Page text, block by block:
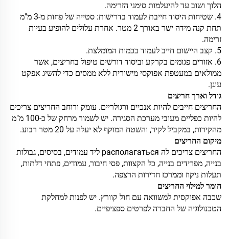
הלוך ושוב עד להיעלמות סימני הזרימה.
4. שטיחות היסוד חייבת לעמוד בדרישות: סטייה של פחות מ-3 מ"מ
תחת קנה מידה ישר באורך 2 מטר. אחרת עלולים להופיע בעיות
זרימה.
5. קצב היישום חייב לעמוד בכמות המומלצת.
6. אזורים פגומים בקרקע וביסוד דורשים טיפול בחריצים, אשר
ממולאים במעטפת אפוקסי מישורית ללא ממסים כדי להשיג אפקט
עוגן.
גודל וארך חריצים
החריצים חייבים להיות אנכיים ורגולריים. עומק ורוחב החריצים צריכים
להיות כפליים מעובי מערכת הסגירה. יש לשמור מרחק של כ-100 מ"מ
מהקירות, במקביל לקיר, והשטח המוקף לא יעלה על 20 מטר רבוע.
מיקום החריצים
החריצים צריכים לה располагаться ליד עמודים, בסיסים, גבולות
בנייה, מפרידים בנייה, כל הקצוות, פסי חיבור, עמודים, פתחי דלתות,
תעלות ניקוז וממרכז חדירות הרצפה.
חומר למילוי החריצים
שכבה אפוקסית למשוואה עם חול קוורץ. יש לפנות למחלקת
הטכנולוגיה של החברה לפרטים ספציפיים.